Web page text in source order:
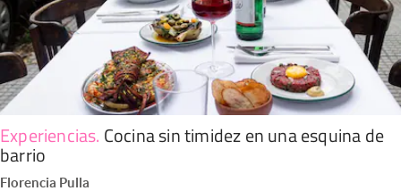
Experiencias. Cocina sin timidez en una esquina de
barrio
Florencia Pulla